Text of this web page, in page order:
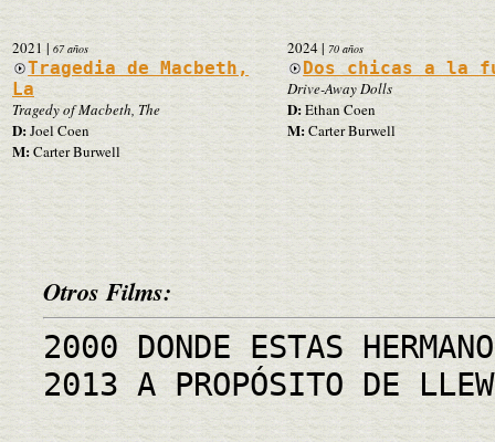
2021| 67 años
Tragedia de Macbeth,
La
Tragedy of Macbeth, The
D:Joel Coen
M:Carter Burwell
2024| 70 años
Dos chicas a la
Drive-Away Dolls
D:Ethan Coen
M: Carter Burwell
Otros Films:
2000 DONDE ESTAS
2013 A PROPÓSITO DE